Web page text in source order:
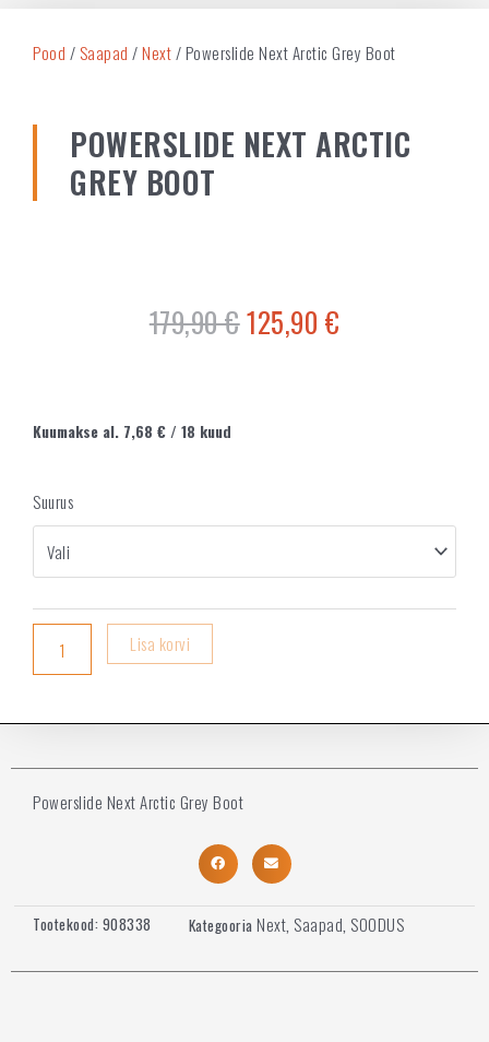
Pood / Saapad /Next/ Powerslide Next Arctic Grey Boot
POWERSLIDE NEXT ARCTIC
GREY BOOT
179,90€125,90 €
Kuumakse al. 7,68 € / 18 kuud
Suurus
Lisa korvi
Powerslide Next Arctic Grey Boot
Tootekood: 908338 Kategooria Next, Saapad, SOODUS